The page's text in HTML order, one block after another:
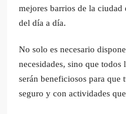
mejores barrios de la
del día a día.
No solo es necesario
necesidades, sino que
serán beneficiosos para que
seguro y con actividades